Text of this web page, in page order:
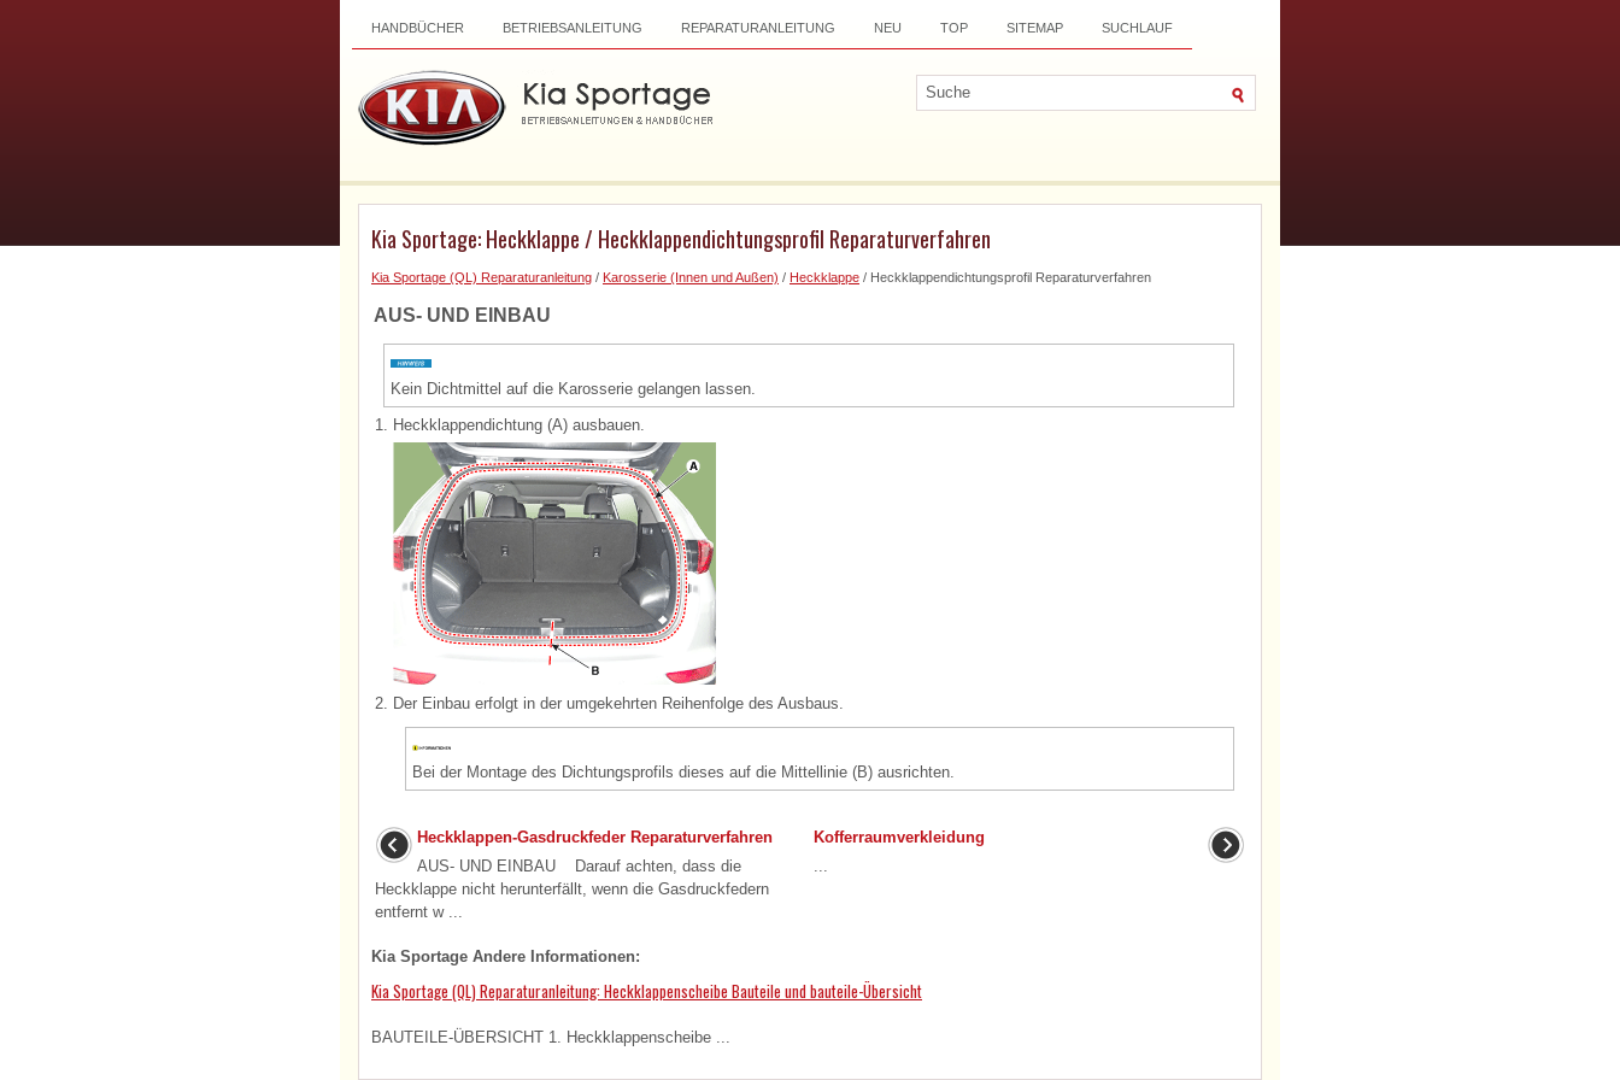
HANDBÜCHER BETRIEBSANLEITUNG REPARATURANLEITUNG NEU TOP SITEMAP SUCHLAUF
Kia Sportage: Heckklappe / Heckklappendichtungsprofil Reparaturverfahren
Kia Sportage (QL) Reparaturanleitung / Karosserie (Innen und Außen) / Heckklappe / Heckklappendichtungsprofil Reparaturverfahren
AUS- UND EINBAU
Kein Dichtmittel auf die Karosserie gelangen lassen.
1. Heckklappendichtung (A) ausbauen.
2. Der Einbau erfolgt in der umgekehrten Reihenfolge des Ausbaus.
Bei der Montage des Dichtungsprofils dieses auf die Mittellinie (B) ausrichten.
Heckklappen-Gasdruckfeder Reparaturverfahren
AUS- UND EINBAU Darauf achten, dass die
Heckklappe nicht herunterfällt, wenn die Gasdruckfedern
entfernt w ...
Kofferraumverkleidung
...
Kia Sportage Andere Informationen:
Kia Sportage (QL) Reparaturanleitung: Heckklappenscheibe Bauteile und bauteile-Übersicht
BAUTEILE-ÜBERSICHT 1. Heckklappenscheibe ...